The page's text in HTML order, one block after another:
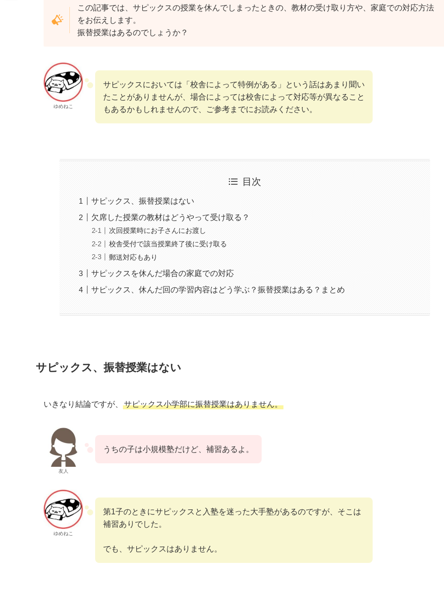
この記事では、サピックスの授業を休んでしまったときの、教材の受け取り方や、家庭での対応方法
をお伝えします。
振替授業はあるのでしょうか？
ゆめねこ
サピックスにおいては「校舎によって特例がある」という話はあまり聞い
たことがありませんが、場合によっては校舎によって対応等が異なること
もあるかもしれませんので、ご参考までにお読みください。
目次
サピックス、振替授業はない
欠席した授業の教材はどうやって受け取る？
次回授業時にお子さんにお渡し
校舎受付で該当授業終了後に受け取る
郵送対応もあり
サピックスを休んだ場合の家庭での対応
サピックス、休んだ回の学習内容はどう学ぶ？振替授業はある？まとめ
サピックス、振替授業はない
いきなり結論ですが、 サピックス小学部に振替授業はありません。
友人
うちの子は小規模塾だけど、補習あるよ。
ゆめねこ
第1子のときにサピックスと入塾を迷った大手塾があるのですが、そこは
補習ありでした。
でも、サピックスはありません。